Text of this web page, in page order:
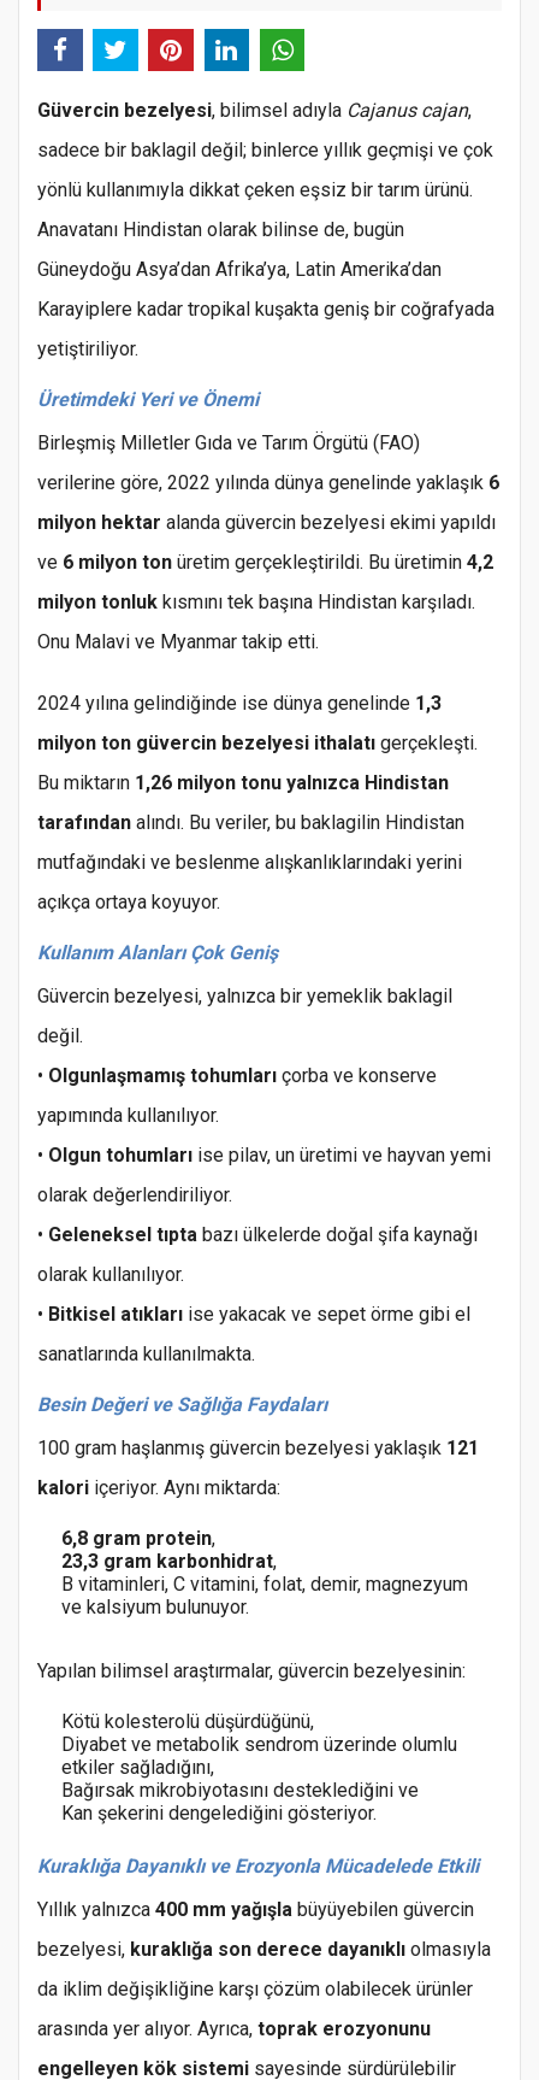
Güvercin bezelyesi, bilimsel adıyla Cajanus cajan,
sadece bir baklagil değil; binlerce yıllık geçmişi ve çok
yönlü kullanımıyla dikkat çeken eşsiz bir tarım ürünü.
Anavatanı Hindistan olarak bilinse de, bugün
Güneydoğu Asya’dan Afrika’ya, Latin Amerika’dan
Karayiplere kadar tropikal kuşakta geniş bir coğrafyada
yetiştiriliyor.
Üretimdeki Yeri ve Önemi
Birleşmiş Milletler Gıda ve Tarım Örgütü (FAO)
verilerine göre, 2022 yılında dünya genelinde yaklaşık 6
milyon hektar alanda güvercin bezelyesi ekimi yapıldı
ve 6 milyon ton üretim gerçekleştirildi. Bu üretimin 4,2
milyon tonluk kısmını tek başına Hindistan karşıladı.
Onu Malavi ve Myanmar takip etti.
2024 yılına gelindiğinde ise dünya genelinde 1,3
milyon ton güvercin bezelyesi ithalatı gerçekleşti.
Bu miktarın 1,26 milyon tonu yalnızca Hindistan
tarafından alındı. Bu veriler, bu baklagilin Hindistan
mutfağındaki ve beslenme alışkanlıklarındaki yerini
açıkça ortaya koyuyor.
Kullanım Alanları Çok Geniş
Güvercin bezelyesi, yalnızca bir yemeklik baklagil
değil.
• Olgunlaşmamış tohumları çorba ve konserve
yapımında kullanılıyor.
• Olgun tohumları ise pilav, un üretimi ve hayvan yemi
olarak değerlendiriliyor.
• Geleneksel tıpta bazı ülkelerde doğal şifa kaynağı
olarak kullanılıyor.
• Bitkisel atıkları ise yakacak ve sepet örme gibi el
sanatlarında kullanılmakta.
Besin Değeri ve Sağlığa Faydaları
100 gram haşlanmış güvercin bezelyesi yaklaşık 121
kalori içeriyor. Aynı miktarda:
6,8 gram protein,
23,3 gram karbonhidrat,
B vitaminleri, C vitamini, folat, demir, magnezyum
ve kalsiyum bulunuyor.
Yapılan bilimsel araştırmalar, güvercin bezelyesinin:
Kötü kolesterolü düşürdüğünü,
Diyabet ve metabolik sendrom üzerinde olumlu
etkiler sağladığını,
Bağırsak mikrobiyotasını desteklediğini ve
Kan şekerini dengelediğini gösteriyor.
Kuraklığa Dayanıklı ve Erozyonla Mücadelede Etkili
Yıllık yalnızca 400 mm yağışla büyüyebilen güvercin
bezelyesi, kuraklığa son derece dayanıklı olmasıyla
da iklim değişikliğine karşı çözüm olabilecek ürünler
arasında yer alıyor. Ayrıca, toprak erozyonunu
engelleyen kök sistemi sayesinde sürdürülebilir